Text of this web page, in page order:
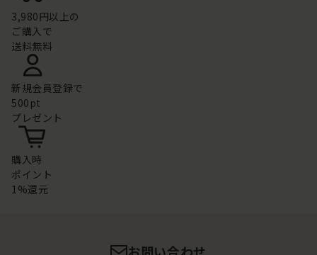
3,980円以上の
ご購入で
送料無料
新規会員登録で
500pt
プレゼント
購入時
ポイント
1%還元